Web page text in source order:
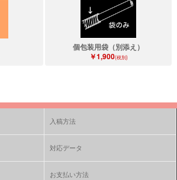
個包装用袋（別添え）
￥1,900(税別)
入稿方法
対応データ
お支払い方法